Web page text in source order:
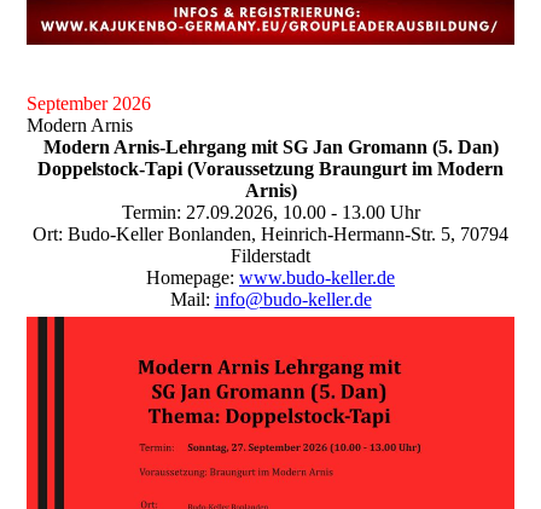
September 2026
Modern Arnis
Modern Arnis-Lehrgang mit SG Jan Gromann (5. Dan)
Doppelstock-Tapi (Voraussetzung Braungurt im Modern
Arnis)
Termin: 27.09.2026, 10.00 - 13.00 Uhr
Ort: Budo-Keller Bonlanden, Heinrich-Hermann-Str. 5, 70794
Filderstadt
Homepage: www.budo-keller.de
Mail: info@budo-keller.de